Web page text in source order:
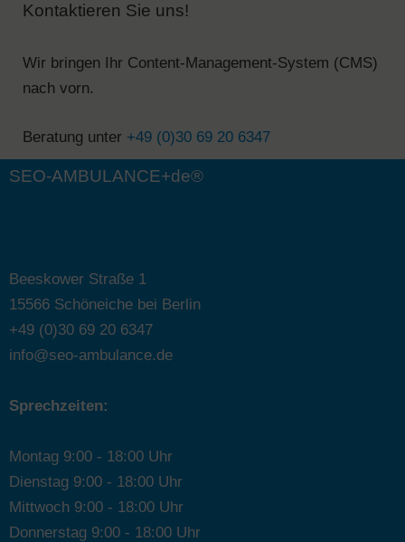
Kontaktieren Sie uns!
Wir bringen Ihr Content-Management-System (CMS)
nach vorn.
Beratung unter +49 (0)30 69 20 6347
SEO-AMBULANCE+de®
Beeskower Straße 1
15566 Schöneiche bei Berlin
+49 (0)30 69 20 6347
info@seo-ambulance.de
Sprechzeiten:
Montag 9:00 - 18:00 Uhr
Dienstag 9:00 - 18:00 Uhr
Mittwoch 9:00 - 18:00 Uhr
Donnerstag 9:00 - 18:00 Uhr